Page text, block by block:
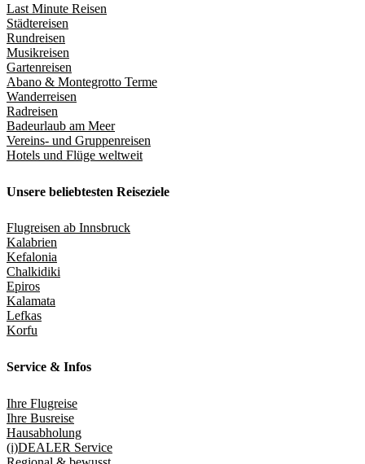
Last Minute Reisen
Städtereisen
Rundreisen
Musikreisen
Gartenreisen
Abano & Montegrotto Terme
Wanderreisen
Radreisen
Badeurlaub am Meer
Vereins- und Gruppenreisen
Hotels und Flüge weltweit
Unsere beliebtesten Reiseziele
Flugreisen ab Innsbruck
Kalabrien
Kefalonia
Chalkidiki
Epiros
Kalamata
Lefkas
Korfu
Service & Infos
Ihre Flugreise
Ihre Busreise
Hausabholung
(i)DEALER Service